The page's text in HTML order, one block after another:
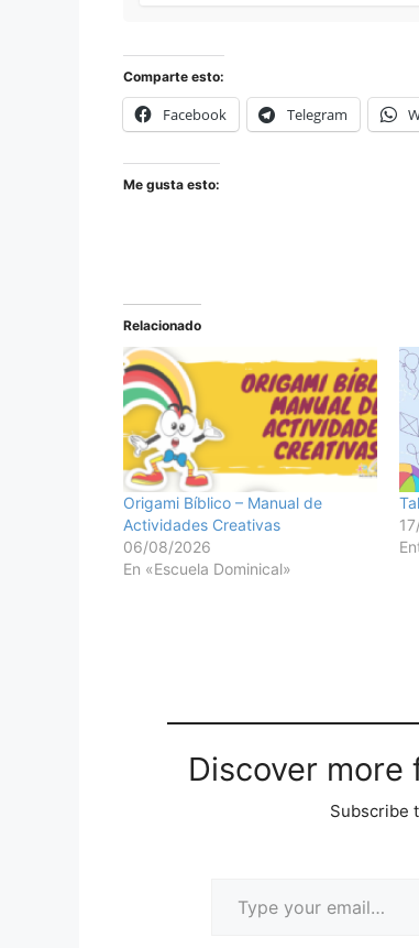
Comparte esto:
Facebook Telegram
Me gusta esto:
Relacionado
Origami Bíblico – Manual de
Actividades Creativas
06/08/2026
En «Escuela Dominical»
Discover
Subscribe